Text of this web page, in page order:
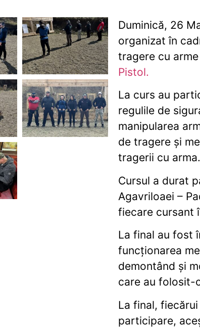
Duminică, 26
organizat în
tragere cu
Pistol.
La curs au
regulile de
manipularea
de tragere și
tragerii cu arma.
Cursul a durat
Agavriloaei –
fiecare cursant
La final au fost
funcționarea
demontând și
care au folosit-
La final,
participare,